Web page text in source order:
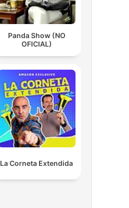
Panda Show (NO
OFICIAL)
La Corneta Extendida